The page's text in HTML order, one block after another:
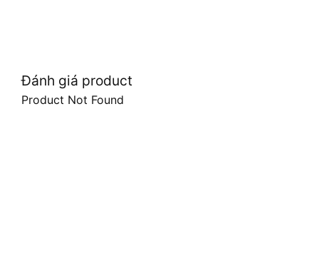
Đánh giá product
Product Not Found